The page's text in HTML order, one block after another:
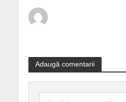
Adaugă comentarii